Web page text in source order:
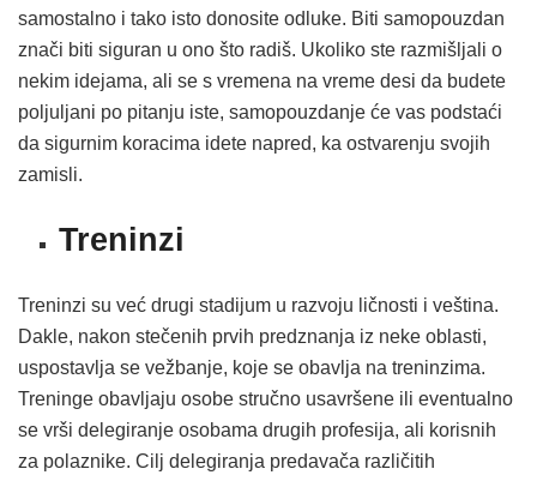
samostalno i tako isto donosite odluke. Biti samopouzdan
znači biti siguran u ono što radiš. Ukoliko ste razmišljali o
nekim idejama, ali se s vremena na vreme desi da budete
poljuljani po pitanju iste, samopouzdanje će vas podstaći
da sigurnim koracima idete napred, ka ostvarenju svojih
zamisli.
Treninzi
Treninzi su već drugi stadijum u razvoju ličnosti i veština.
Dakle, nakon stečenih prvih predznanja iz neke oblasti,
uspostavlja se vežbanje, koje se obavlja na treninzima.
Treninge obavljaju osobe stručno usavršene ili eventualno
se vrši delegiranje osobama drugih profesija, ali korisnih
za polaznike. Cilj delegiranja predavača različitih